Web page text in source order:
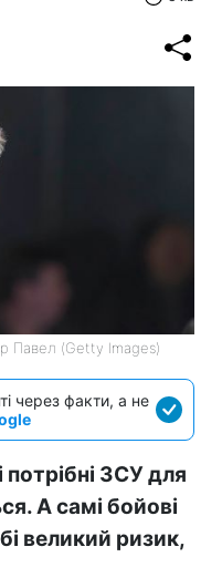
Павел (Getty Images)
через факти, а не
ЗСУ для
А самі бойові
великий ризик,